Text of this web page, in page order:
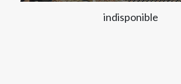
indisponible